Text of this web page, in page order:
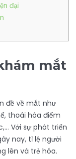
đại
mắt
đề về mắt như
thoái hóa điểm
Với sự phát triển
nay, tỉ lệ người
lên và trẻ hóa.